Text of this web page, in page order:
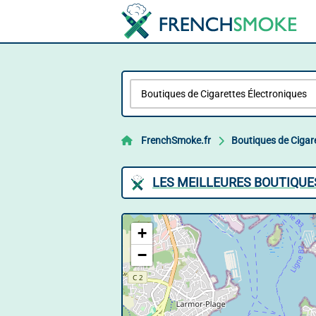
FrenchSmoke.fr Boutiques de
LES MEILLEURES
+
−